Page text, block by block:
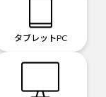
タブレットPC